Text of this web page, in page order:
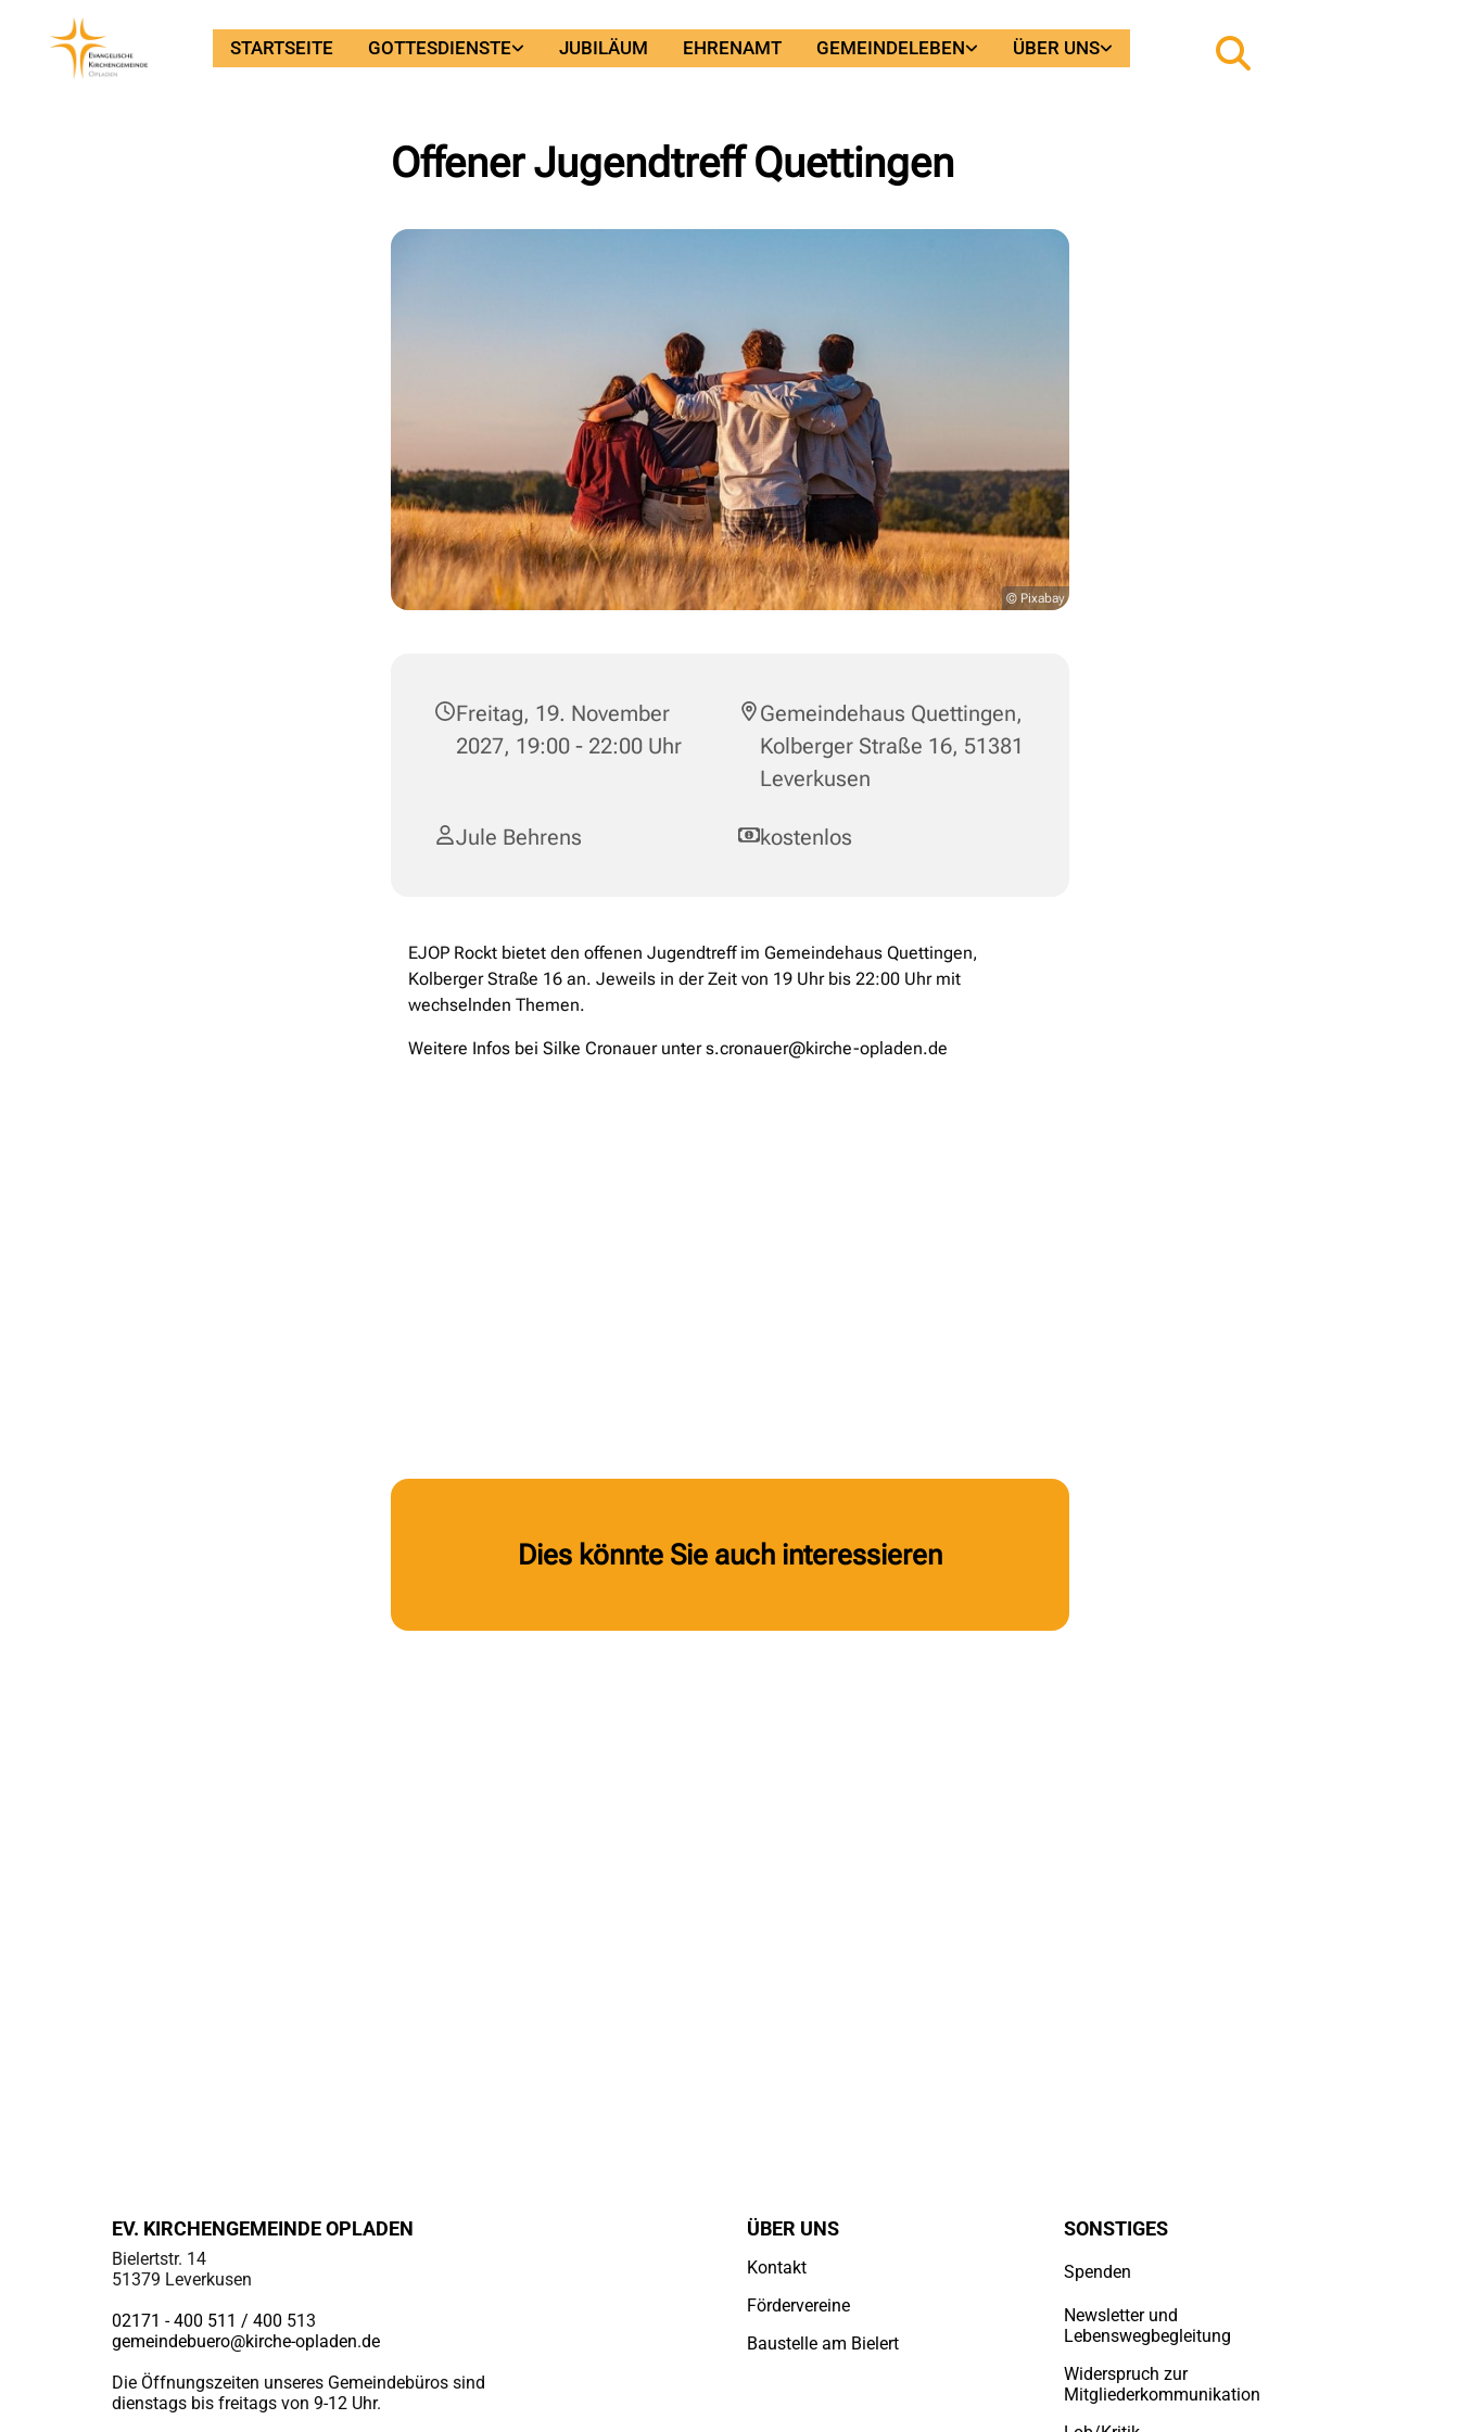
STARTSEITE GOTTESDIENSTE JUBILÄUM EHRENAMT GEMEINDELEBEN ÜBER UNS
Offener Jugendtreff Quettingen
© Pixabay
Freitag, 19. November
2027, 19:00 - 22:00 Uhr
Gemeindehaus Quettingen,
Kolberger Straße 16, 51381
Leverkusen
Jule Behrens kostenlos
EJOP Rockt bietet den offenen Jugendtreff im Gemeindehaus Quettingen,
Kolberger Straße 16 an. Jeweils in der Zeit von 19 Uhr bis 22:00 Uhr mit
wechselnden Themen.
Weitere Infos bei Silke Cronauer unter s.cronauer@kirche-opladen.de
Dies könnte Sie auch interessieren
EV. KIRCHENGEMEINDE OPLADEN
Bielertstr. 14
51379 Leverkusen
02171 - 400 511 / 400 513
gemeindebuero@kirche-opladen.de
Die Öffnungszeiten unseres Gemeindebüros sind
dienstags bis freitags von 9-12 Uhr.
ÜBER UNS
Kontakt
Fördervereine
Baustelle am Bielert
SONSTIGES
Spenden
Newsletter und
Lebenswegbegleitung
Widerspruch zur
Mitgliederkommunikation